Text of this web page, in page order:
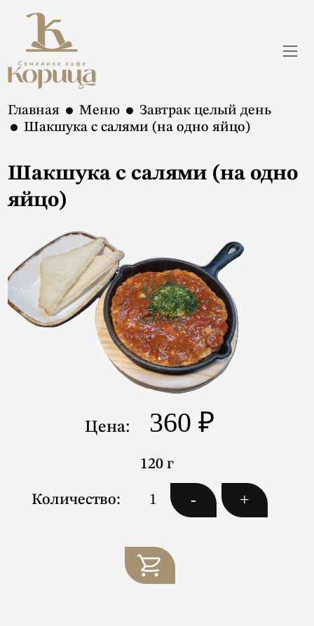
Главная Меню
Завтрак целый день
Шакшука с салями (на одно яйцо)
Шакшука с салями (на одно
яйцо)
Цена: 360 ₽
120 г
Количество: - +